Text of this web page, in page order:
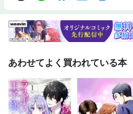
あわせてよく買われている本